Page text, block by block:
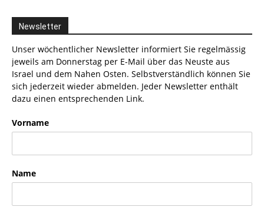
Newsletter
Unser wöchentlicher Newsletter informiert Sie regelmässig
jeweils am Donnerstag per E-Mail über das Neuste aus
Israel und dem Nahen Osten. Selbstverständlich können Sie
sich jederzeit wieder abmelden. Jeder Newsletter enthält
dazu einen entsprechenden Link.
Vorname
Name